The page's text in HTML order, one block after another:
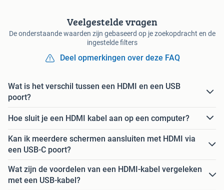
Veelgestelde vragen
De onderstaande waarden zijn gebaseerd op je zoekopdracht en de
ingestelde filters
Deel opmerkingen over deze FAQ
Wat is het verschil tussen een HDMI en een USB
poort?
Hoe sluit je een HDMI kabel aan op een computer?
Kan ik meerdere schermen aansluiten met HDMI via
een USB-C poort?
Wat zijn de voordelen van een HDMI-kabel vergeleken
met een USB-kabel?